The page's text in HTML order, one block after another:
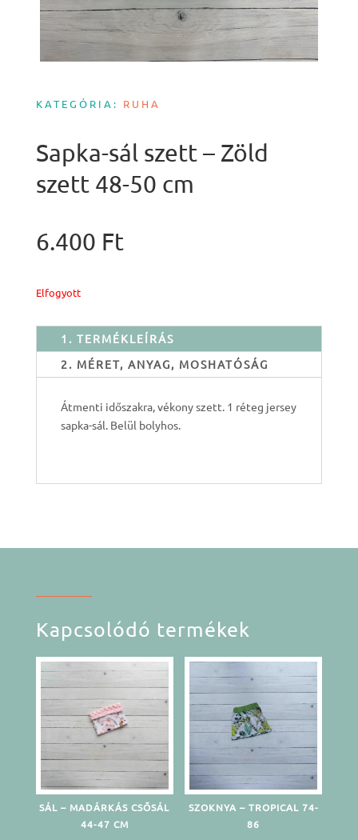
KATEGÓRIA: RUHA
Sapka-sál szett – Zöld
szett 48-50 cm
6.400 Ft
Elfogyott
1. TERMÉKLEÍRÁS
2. MÉRET, ANYAG, MOSHATÓSÁG
Átmenti időszakra, vékony szett. 1 réteg jersey
sapka-sál. Belül bolyhos.
Kapcsolódó termékek
SÁL – MADÁRKÁS CSŐSÁL
44-47 CM
SZOKNYA – TROPICAL 74-
86